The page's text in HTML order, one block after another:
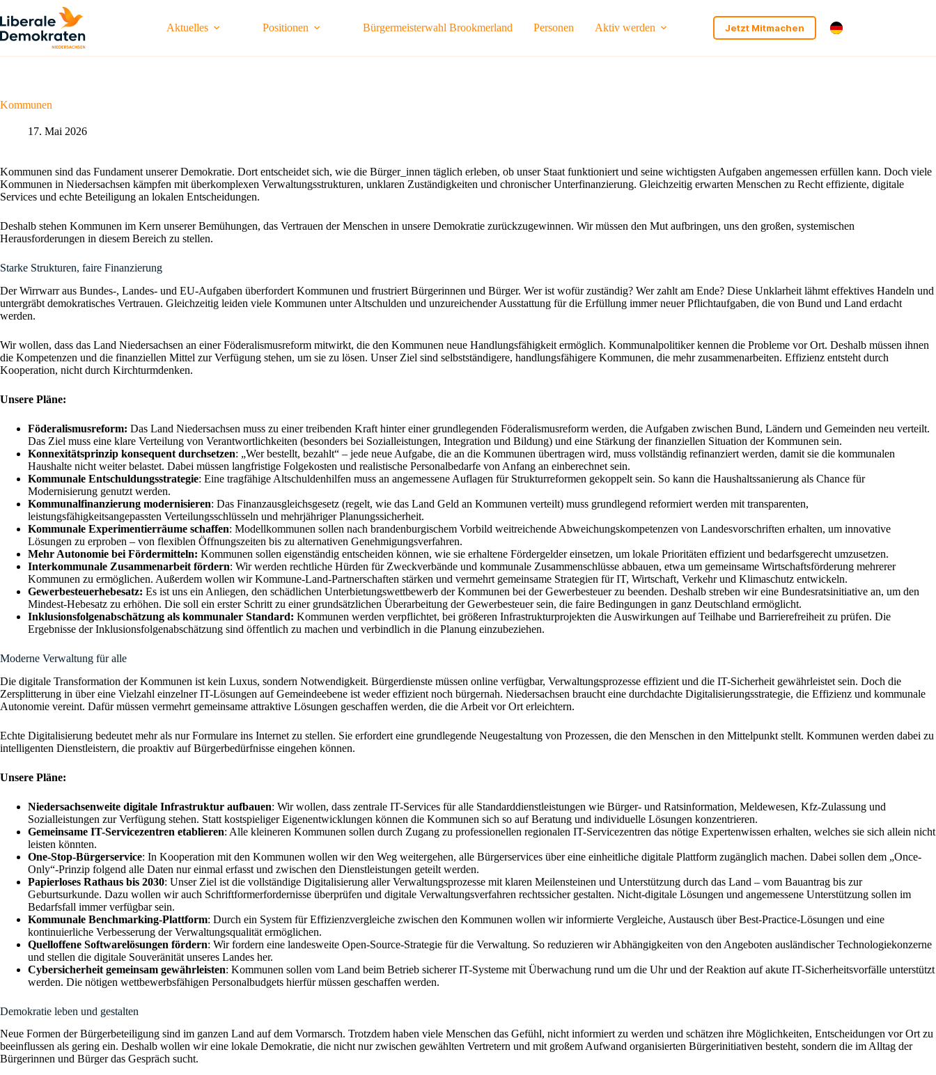
Inhalt
springen
Aktuelles Positionen Bürgermeisterwahl Brookmerland Personen Aktiv werden Jetzt Mitmachen
Kommunen
17. Mai 2026
Kommunen sind das Fundament unserer Demokratie. Dort entscheidet sich, wie die Bürger_innen täglich erleben, ob unser Staat funktioniert und seine wichtigsten Aufgaben angemessen erfüllen kann. Doch viele
Kommunen in Niedersachsen kämpfen mit überkomplexen Verwaltungsstrukturen, unklaren Zuständigkeiten und chronischer Unterfinanzierung. Gleichzeitig erwarten Menschen zu Recht effiziente, digitale
Services und echte Beteiligung an lokalen Entscheidungen.
Deshalb stehen Kommunen im Kern unserer Bemühungen, das Vertrauen der Menschen in unsere Demokratie zurückzugewinnen. Wir müssen den Mut aufbringen, uns den großen, systemischen
Herausforderungen in diesem Bereich zu stellen.
Starke Strukturen, faire Finanzierung
Der Wirrwarr aus Bundes-, Landes- und EU-Aufgaben überfordert Kommunen und frustriert Bürgerinnen und Bürger. Wer ist wofür zuständig? Wer zahlt am Ende? Diese Unklarheit lähmt effektives Handeln und
untergräbt demokratisches Vertrauen. Gleichzeitig leiden viele Kommunen unter Altschulden und unzureichender Ausstattung für die Erfüllung immer neuer Pflichtaufgaben, die von Bund und Land erdacht
werden.
Wir wollen, dass das Land Niedersachsen an einer Föderalismusreform mitwirkt, die den Kommunen neue Handlungsfähigkeit ermöglich. Kommunalpolitiker kennen die Probleme vor Ort. Deshalb müssen ihnen
die Kompetenzen und die finanziellen Mittel zur Verfügung stehen, um sie zu lösen. Unser Ziel sind selbstständigere, handlungsfähigere Kommunen, die mehr zusammenarbeiten. Effizienz entsteht durch
Kooperation, nicht durch Kirchturmdenken.
Unsere Pläne:
Föderalismusreform: Das Land Niedersachsen muss zu einer treibenden Kraft hinter einer grundlegenden Föderalismusreform werden, die Aufgaben zwischen Bund, Ländern und Gemeinden neu verteilt.
Das Ziel muss eine klare Verteilung von Verantwortlichkeiten (besonders bei Sozialleistungen, Integration und Bildung) und eine Stärkung der finanziellen Situation der Kommunen sein.
Konnexitätsprinzip konsequent durchsetzen: „Wer bestellt, bezahlt“ – jede neue Aufgabe, die an die Kommunen übertragen wird, muss vollständig refinanziert werden, damit sie die kommunalen
Haushalte nicht weiter belastet. Dabei müssen langfristige Folgekosten und realistische Personalbedarfe von Anfang an einberechnet sein.
Kommunale Entschuldungsstrategie: Eine tragfähige Altschuldenhilfen muss an angemessene Auflagen für Strukturreformen gekoppelt sein. So kann die Haushaltssanierung als Chance für
Modernisierung genutzt werden.
Kommunalfinanzierung modernisieren: Das Finanzausgleichsgesetz (regelt, wie das Land Geld an Kommunen verteilt) muss grundlegend reformiert werden mit transparenten,
leistungsfähigkeitsangepassten Verteilungsschlüsseln und mehrjähriger Planungssicherheit.
Kommunale Experimentierräume schaffen: Modellkommunen sollen nach brandenburgischem Vorbild weitreichende Abweichungskompetenzen von Landesvorschriften erhalten, um innovative
Lösungen zu erproben – von flexiblen Öffnungszeiten bis zu alternativen Genehmigungsverfahren.
Mehr Autonomie bei Fördermitteln: Kommunen sollen eigenständig entscheiden können, wie sie erhaltene Fördergelder einsetzen, um lokale Prioritäten effizient und bedarfsgerecht umzusetzen.
Interkommunale Zusammenarbeit fördern: Wir werden rechtliche Hürden für Zweckverbände und kommunale Zusammenschlüsse abbauen, etwa um gemeinsame Wirtschaftsförderung mehrerer
Kommunen zu ermöglichen. Außerdem wollen wir Kommune-Land-Partnerschaften stärken und vermehrt gemeinsame Strategien für IT, Wirtschaft, Verkehr und Klimaschutz entwickeln.
Gewerbesteuerhebesatz: Es ist uns ein Anliegen, den schädlichen Unterbietungswettbewerb der Kommunen bei der Gewerbesteuer zu beenden. Deshalb streben wir eine Bundesratsinitiative an, um den
Mindest-Hebesatz zu erhöhen. Die soll ein erster Schritt zu einer grundsätzlichen Überarbeitung der Gewerbesteuer sein, die faire Bedingungen in ganz Deutschland ermöglicht.
Inklusionsfolgenabschätzung als kommunaler Standard: Kommunen werden verpflichtet, bei größeren Infrastrukturprojekten die Auswirkungen auf Teilhabe und Barrierefreiheit zu prüfen. Die
Ergebnisse der Inklusionsfolgenabschätzung sind öffentlich zu machen und verbindlich in die Planung einzubeziehen.
Moderne Verwaltung für alle
Die digitale Transformation der Kommunen ist kein Luxus, sondern Notwendigkeit. Bürgerdienste müssen online verfügbar, Verwaltungsprozesse effizient und die IT-Sicherheit gewährleistet sein. Doch die
Zersplitterung in über eine Vielzahl einzelner IT-Lösungen auf Gemeindeebene ist weder effizient noch bürgernah. Niedersachsen braucht eine durchdachte Digitalisierungsstrategie, die Effizienz und kommunale
Autonomie vereint. Dafür müssen vermehrt gemeinsame attraktive Lösungen geschaffen werden, die die Arbeit vor Ort erleichtern.
Echte Digitalisierung bedeutet mehr als nur Formulare ins Internet zu stellen. Sie erfordert eine grundlegende Neugestaltung von Prozessen, die den Menschen in den Mittelpunkt stellt. Kommunen werden dabei zu
intelligenten Dienstleistern, die proaktiv auf Bürgerbedürfnisse eingehen können.
Unsere Pläne:
Niedersachsenweite digitale Infrastruktur aufbauen: Wir wollen, dass zentrale IT-Services für alle Standarddienstleistungen wie Bürger- und Ratsinformation, Meldewesen, Kfz-Zulassung und
Sozialleistungen zur Verfügung stehen. Statt kostspieliger Eigenentwicklungen können die Kommunen sich so auf Beratung und individuelle Lösungen konzentrieren.
Gemeinsame IT-Servicezentren etablieren: Alle kleineren Kommunen sollen durch Zugang zu professionellen regionalen IT-Servicezentren das nötige Expertenwissen erhalten, welches sie sich allein nicht
leisten könnten.
One-Stop-Bürgerservice: In Kooperation mit den Kommunen wollen wir den Weg weitergehen, alle Bürgerservices über eine einheitliche digitale Plattform zugänglich machen. Dabei sollen dem „Once-
Only“-Prinzip folgend alle Daten nur einmal erfasst und zwischen den Dienstleistungen geteilt werden.
Papierloses Rathaus bis 2030: Unser Ziel ist die vollständige Digitalisierung aller Verwaltungsprozesse mit klaren Meilensteinen und Unterstützung durch das Land – vom Bauantrag bis zur
Geburtsurkunde. Dazu wollen wir auch Schriftformerfordernisse überprüfen und digitale Verwaltungsverfahren rechtssicher gestalten. Nicht-digitale Lösungen und angemessene Unterstützung sollen im
Bedarfsfall immer verfügbar sein.
Kommunale Benchmarking-Plattform: Durch ein System für Effizienzvergleiche zwischen den Kommunen wollen wir informierte Vergleiche, Austausch über Best-Practice-Lösungen und eine
kontinuierliche Verbesserung der Verwaltungsqualität ermöglichen.
Quelloffene Softwarelösungen fördern: Wir fordern eine landesweite Open-Source-Strategie für die Verwaltung. So reduzieren wir Abhängigkeiten von den Angeboten ausländischer Technologiekonzerne
und stellen die digitale Souveränität unseres Landes her.
Cybersicherheit gemeinsam gewährleisten: Kommunen sollen vom Land beim Betrieb sicherer IT-Systeme mit Überwachung rund um die Uhr und der Reaktion auf akute IT-Sicherheitsvorfälle unterstützt
werden. Die nötigen wettbewerbsfähigen Personalbudgets hierfür müssen geschaffen werden.
Demokratie leben und gestalten
Neue Formen der Bürgerbeteiligung sind im ganzen Land auf dem Vormarsch. Trotzdem haben viele Menschen das Gefühl, nicht informiert zu werden und schätzen ihre Möglichkeiten, Entscheidungen vor Ort zu
beeinflussen als gering ein. Deshalb wollen wir eine lokale Demokratie, die nicht nur zwischen gewählten Vertretern und mit großem Aufwand organisierten Bürgerinitiativen besteht, sondern die im Alltag der
Bürgerinnen und Bürger das Gespräch sucht.